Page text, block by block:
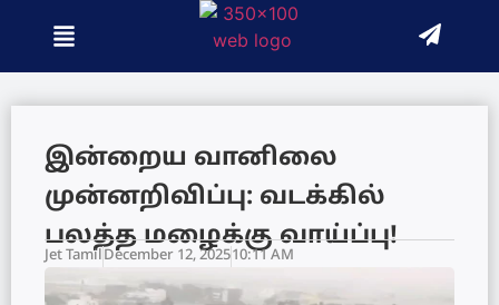
இன்றைய வானிலை
முன்னறிவிப்பு: வடக்கில்
பலத்த மழைக்கு வாய்ப்பு!
Jet TamilDecember 12, 202510:11 AM